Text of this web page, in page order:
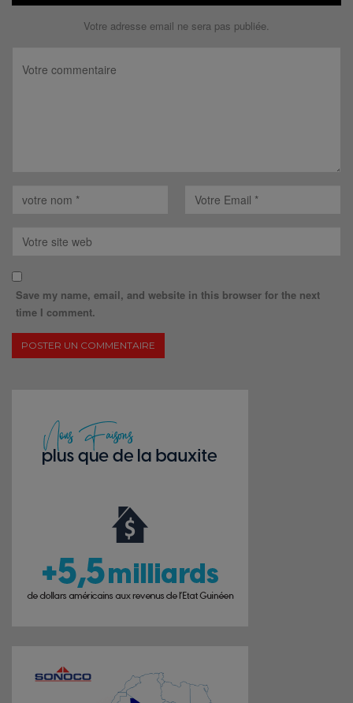
Votre adresse email ne sera pas publiée.
Save my name, email, and website in this browser for the next
time I comment.